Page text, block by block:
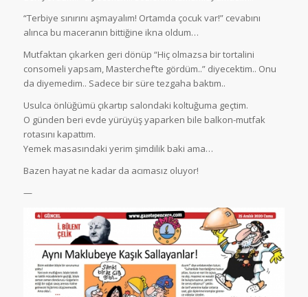
“Terbiye sınırını aşmayalım! Ortamda çocuk var!” cevabını
alınca bu maceranın bittiğine ikna oldum…
Mutfaktan çıkarken geri dönüp “Hiç olmazsa bir tortalini
consomeli yapsam, Masterchef’te gördüm..” diyecektim.. Onu
da diyemedim.. Sadece bir süre tezgaha baktım..
Usulca önlüğümü çıkartıp salondaki koltuğuma geçtim.
O günden beri evde yürüyüş yaparken bile balkon-mutfak
rotasını kapattım.
Yemek masasındaki yerim şimdilik baki ama…
Bazen hayat ne kadar da acımasız oluyor!
—